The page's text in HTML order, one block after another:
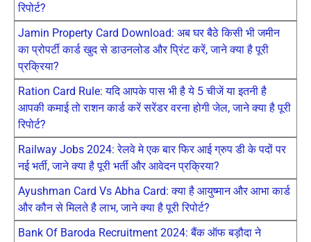
रिपोर्ट?
Jamin Property Card Download: अब घर बैठे किसी भी जमीन
का प्रोपर्टी कार्ड खुद से डाउनलोड और प्रिंट करें, जाने क्या है पूरी
प्रक्रिया?
Ration Card Rule: यदि आपके पास भी है ये 5 चीजें या इतनी है
आपकी कमाई तो राशन कार्ड करें सरेंडर वरना होगी जेल, जाने क्या है पूरी
रिपोर्ट?
Railway Jobs 2024: रेलवे मे एक बार फिर आई ग्रुप डी के पदों पर
नई भर्ती, जाने क्या है पूरी भर्ती और आवेदन प्रक्रिया?
Ayushman Card Vs Abha Card: क्या है आयुष्मान और आभा कार्ड
और कौन से मिलते है लाभ, जाने क्या है पूरी रिपोर्ट?
Bank Of Baroda Recruitment 2024: बैंक ऑफ बड़ौदा ने